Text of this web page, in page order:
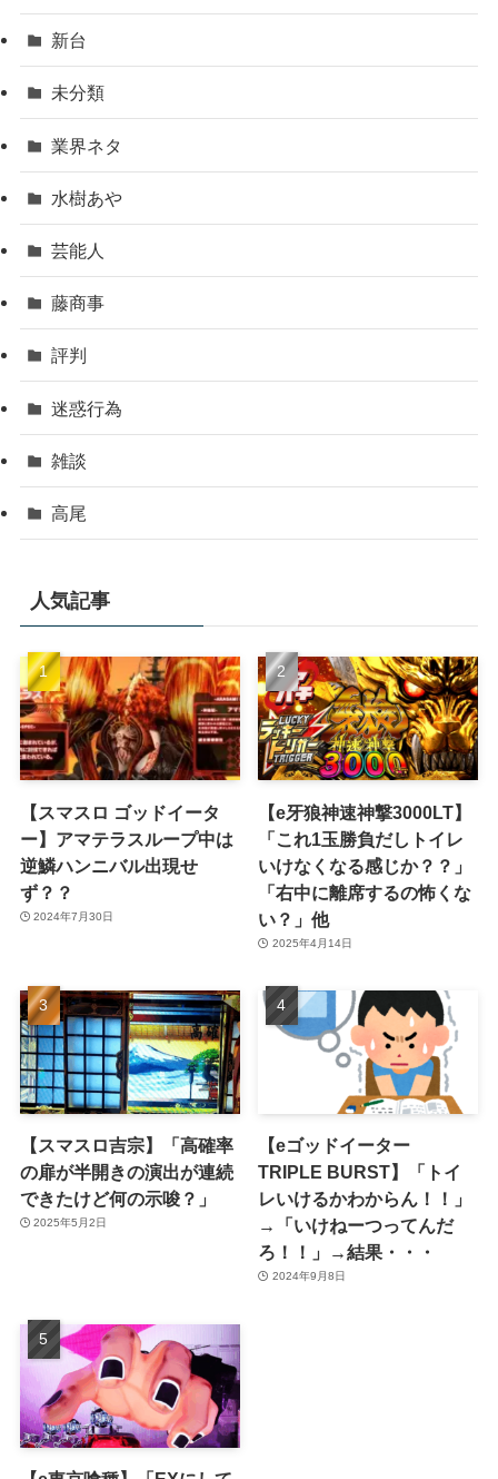
新台
未分類
業界ネタ
水樹あや
芸能人
藤商事
評判
迷惑行為
雑談
高尾
人気記事
【スマスロ ゴッドイータ
ー】アマテラスループ中は
逆鱗ハンニバル出現せ
ず？？
2024年7月30日
【e牙狼神速神撃3000LT】
「これ1玉勝負だしトイレ
いけなくなる感じか？？」
「右中に離席するの怖くな
い？」他
2025年4月14日
【スマスロ吉宗】「高確率
の扉が半開きの演出が連続
できたけど何の示唆？」
2025年5月2日
【eゴッドイーター
TRIPLE BURST】「トイ
レいけるかわからん！！」
→「いけねーつってんだ
ろ！！」→結果・・・
2024年9月8日